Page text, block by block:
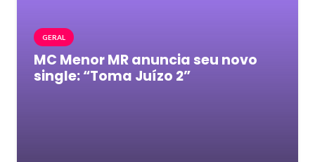
GERAL
MC Menor MR anuncia seu novo
single: “Toma Juízo 2”